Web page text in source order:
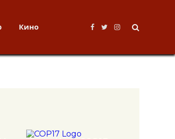
Кино
Facebook
TwitterInstagram